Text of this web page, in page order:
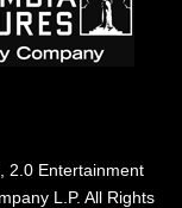
2.0 Entertainment
L.P. All Rights